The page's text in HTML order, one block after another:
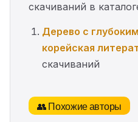
скачиваний в
Дерево с
корейская
скачиваний
👥 Похожие авторы